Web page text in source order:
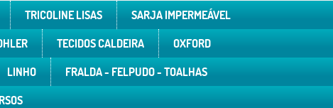
TRICOLINE LISAS
SARJA IMPERMEÁVEL
TECIDOS CALDEIRA
OXFORD
LINHO
FRALDA - FELPUDO - TOALHAS